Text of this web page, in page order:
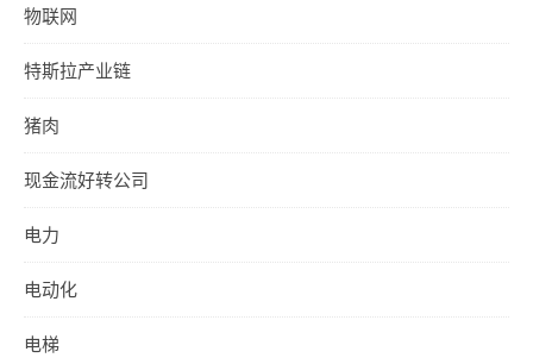
物联网
特斯拉产业链
猪肉
现金流好转公司
电力
电动化
电梯